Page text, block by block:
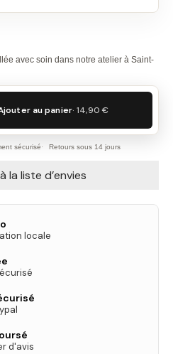
avec soin dans notre atelier à Saint-
au panier· 14,90 €
sécurisé Retours sous 14 jours
la liste d’envies
locale
d'avis